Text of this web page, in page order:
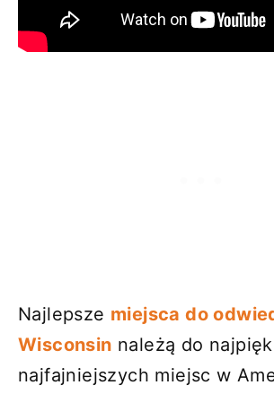
Najlepsze miejsca do
Wisconsin należą do
najfajniejszych miejsc w